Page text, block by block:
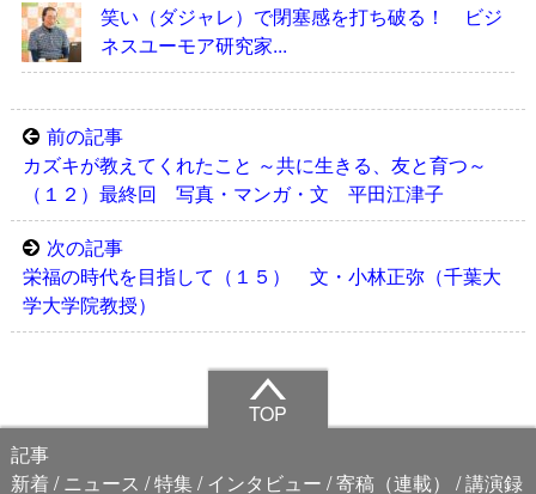
笑い（ダジャレ）で閉塞感を打ち破る！ ビジ
ネスユーモア研究家...
前の記事
カズキが教えてくれたこと ～共に生きる、友と育つ～
（１２）最終回 写真・マンガ・文 平田江津子
次の記事
栄福の時代を目指して（１５） 文・小林正弥（千葉大
学大学院教授）
TOP
記事
新着
ニュース 特集 インタビュー 寄稿（連載） 講演録